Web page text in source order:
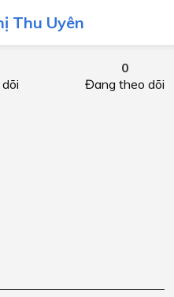
Thu Uyên
0
Đang theo dõi